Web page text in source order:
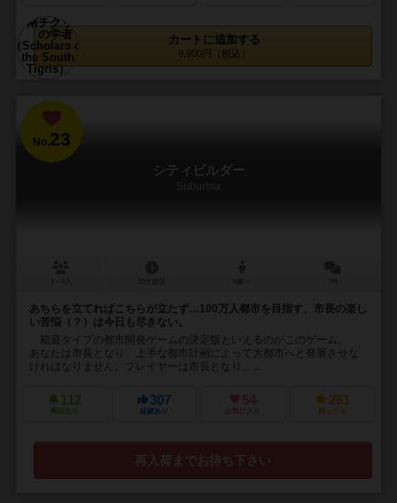
カートに追加する
9,900円（税込）
No.23
シティビルダー
Suburbia
あちらを立てればこちらが立たず…100万人都市を目指す、市長の楽し
い苦悩（？）は今日も尽きない。
箱庭タイプの都市開発ゲームの決定版といえるのがこのゲーム。
あなたは市長となり、上手な都市計画によって大都市へと発展させな
ければなりません。プレイヤーは市長となり、...
112
興味あり
307
経験あり
54
お気に入り
261
持ってる
再入荷までお待ち下さい